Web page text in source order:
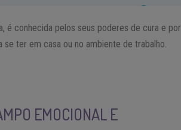
é conhecida pelos seus poderes de cura e por
ter em casa ou no ambiente de trabalho.
EMOCIONAL E